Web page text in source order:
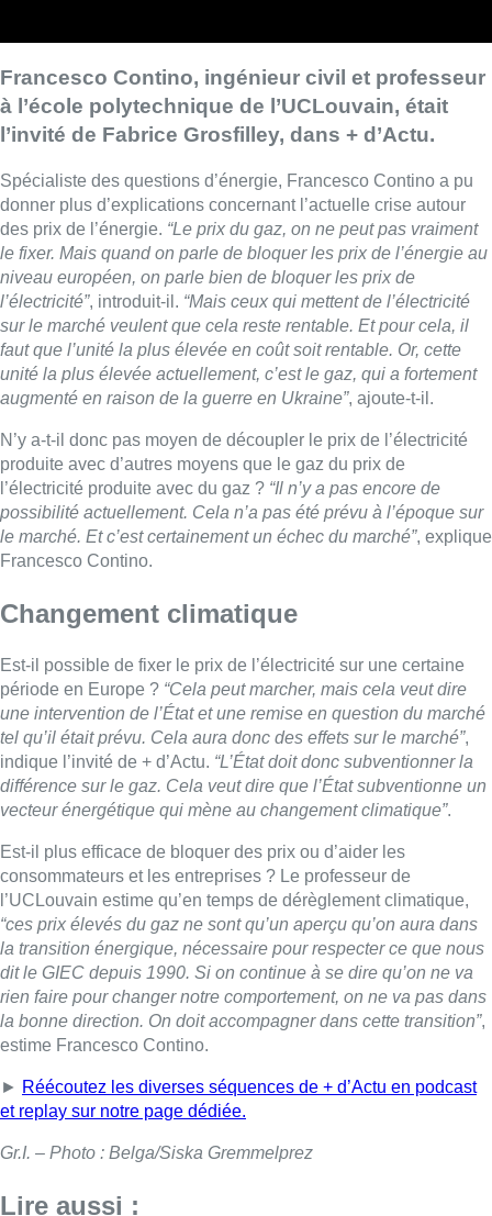
Francesco Contino, ingénieur civil et professeur
à l’école polytechnique de l’UCLouvain, était
l’invité de Fabrice Grosfilley, dans + d’Actu.
Spécialiste des questions d’énergie, Francesco Contino a pu
donner plus d’explications concernant l’actuelle crise autour
des prix de l’énergie. “Le prix du gaz, on ne peut pas vraiment
le fixer. Mais quand on parle de bloquer les prix de l’énergie au
niveau européen, on parle bien de bloquer les prix de
l’électricité”, introduit-il. “Mais ceux qui mettent de l’électricité
sur le marché veulent que cela reste rentable. Et pour cela, il
faut que l’unité la plus élevée en coût soit rentable. Or, cette
unité la plus élevée actuellement, c’est le gaz, qui a fortement
augmenté en raison de la guerre en Ukraine”, ajoute-t-il.
N’y a-t-il donc pas moyen de découpler le prix de l’électricité
produite avec d’autres moyens que le gaz du prix de
l’électricité produite avec du gaz ? “Il n’y a pas encore de
possibilité actuellement. Cela n’a pas été prévu à l’époque sur
le marché. Et c’est certainement un échec du marché”, explique
Francesco Contino.
Changement climatique
Est-il possible de fixer le prix de l’électricité sur une certaine
période en Europe ? “Cela peut marcher, mais cela veut dire
une intervention de l’État et une remise en question du marché
tel qu’il était prévu. Cela aura donc des effets sur le marché”,
indique l’invité de + d’Actu. “L’État doit donc subventionner la
différence sur le gaz. Cela veut dire que l’État subventionne un
vecteur énergétique qui mène au changement climatique”.
Est-il plus efficace de bloquer des prix ou d’aider les
consommateurs et les entreprises ? Le professeur de
l’UCLouvain estime qu’en temps de dérèglement climatique,
“ces prix élevés du gaz ne sont qu’un aperçu qu’on aura dans
la transition énergique, nécessaire pour respecter ce que nous
dit le GIEC depuis 1990. Si on continue à se dire qu’on ne va
rien faire pour changer notre comportement, on ne va pas dans
la bonne direction. On doit accompagner dans cette transition”,
estime Francesco Contino.
► Réécoutez les diverses séquences de + d’Actu en podcast
et replay sur notre page dédiée.
Gr.I. – Photo : Belga/Siska Gremmelprez
Lire aussi :